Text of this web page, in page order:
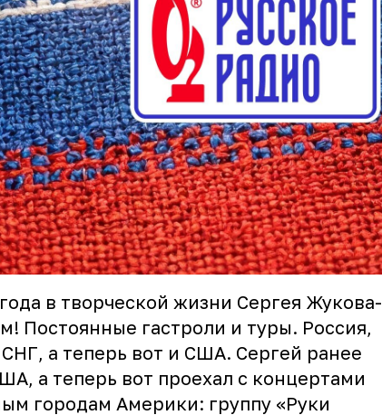
в творческой жизни Сергея Жукова-
Постоянные гастроли и туры. Россия,
а теперь вот и США. Сергей ранее
а теперь вот проехал с концертами
городам Америки: группу «Руки